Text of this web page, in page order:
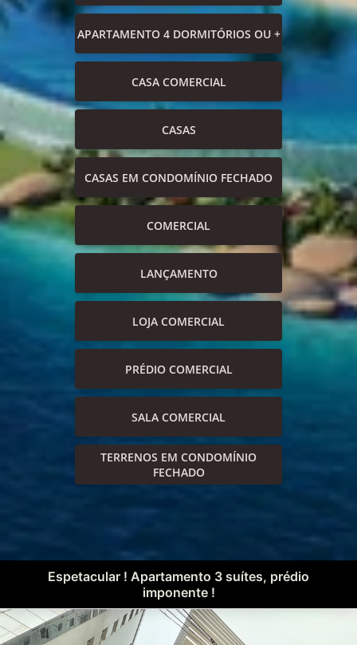
APARTAMENTO 4 DORMITÓRIOS OU +
CASA COMERCIAL
CASAS
CASAS EM CONDOMÍNIO FECHADO
COMERCIAL
LANÇAMENTO
LOJA COMERCIAL
PRÉDIO COMERCIAL
SALA COMERCIAL
TERRENOS EM CONDOMÍNIO
FECHADO
Espetacular ! Apartamento 3 suítes, prédio
imponente !